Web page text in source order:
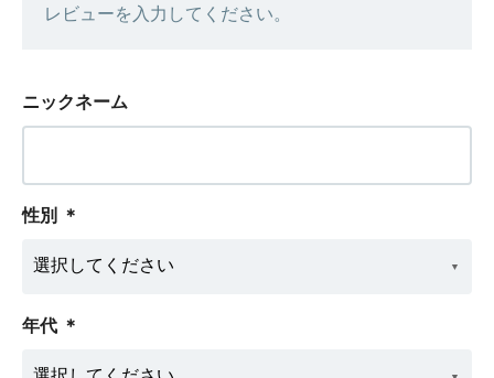
レビューを入力してください。
ニックネーム
性別 ＊
年代 ＊